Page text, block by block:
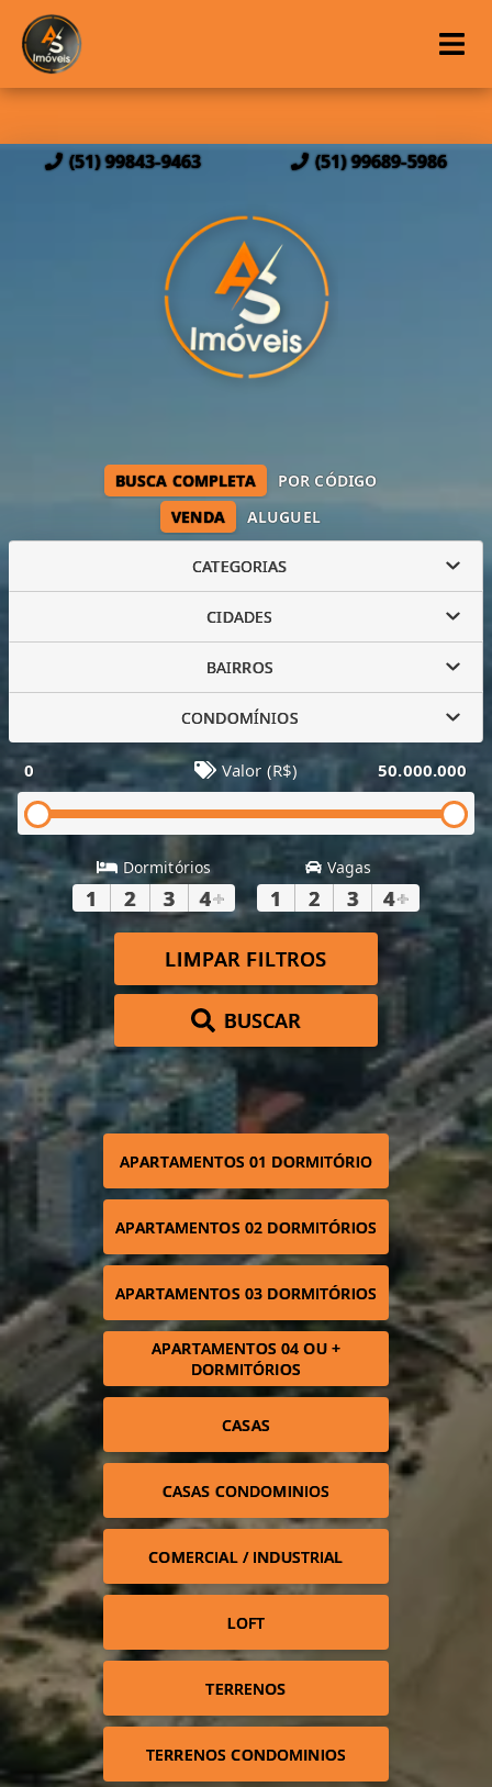
(51) 99843-9463 (51) 99689-5986
VENDA ALUGUEL
BUSCA COMPLETA POR CÓDIGO
CATEGORIAS
CIDADES
BAIRROS
CONDOMÍNIOS
0 Valor (R$) 50.000.000
Dormitórios
1 2 3 4+
Vagas
1 2 3 4+
LIMPAR FILTROS
BUSCAR
APARTAMENTOS 01 DORMITÓRIO
APARTAMENTOS 02 DORMITÓRIOS
APARTAMENTOS 03 DORMITÓRIOS
APARTAMENTOS 04 OU +
DORMITÓRIOS
CASAS
CASAS CONDOMINIOS
COMERCIAL / INDUSTRIAL
LOFT
TERRENOS
TERRENOS CONDOMINIOS